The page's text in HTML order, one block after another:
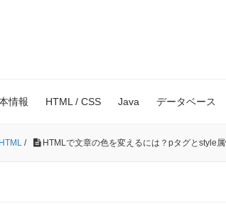
情報 HTML / CSS Java データベース
HTML / HTMLで文章の色を変えるには？pタグとstyle